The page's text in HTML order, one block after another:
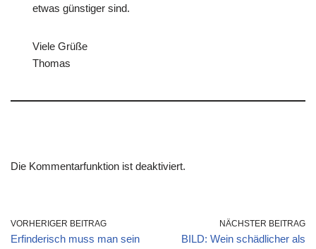
etwas günstiger sind.
Viele Grüße
Thomas
Die Kommentarfunktion ist deaktiviert.
VORHERIGER BEITRAG
Erfinderisch muss man sein
NÄCHSTER BEITRAG
BILD: Wein schädlicher als